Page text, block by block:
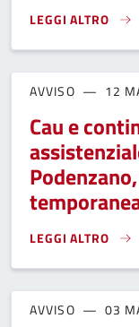
LEGGI ALTRO
APERTURA
AVVISO 12
Cau e
LEGGI ALTRO
CAU E
AVVISO 03